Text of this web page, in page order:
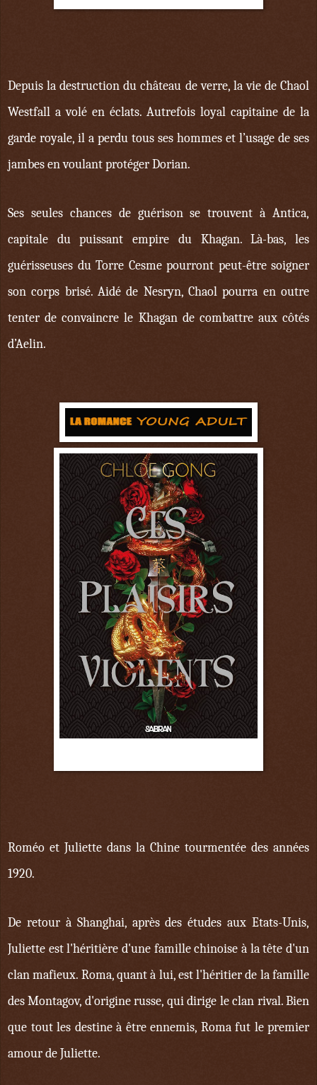
Depuis la destruction du château de verre, la vie de Chaol
Westfall a volé en éclats. Autrefois loyal capitaine de la
garde royale, il a perdu tous ses hommes et l’usage de ses
jambes en voulant protéger Dorian.
Ses seules chances de guérison se trouvent à Antica,
capitale du puissant empire du Khagan. Là-bas, les
guérisseuses du Torre Cesme pourront peut-être soigner
son corps brisé. Aidé de Nesryn, Chaol pourra en outre
tenter de convaincre le Khagan de combattre aux côtés
d’Aelin.
Roméo et Juliette dans la Chine tourmentée des années
1920.
De retour à Shanghai, après des études aux Etats-Unis,
Juliette est l'héritière d'une famille chinoise à la tête d'un
clan mafieux. Roma, quant à lui, est l'héritier de la famille
des Montagov, d'origine russe, qui dirige le clan rival. Bien
que tout les destine à être ennemis, Roma fut le premier
amour de Juliette.